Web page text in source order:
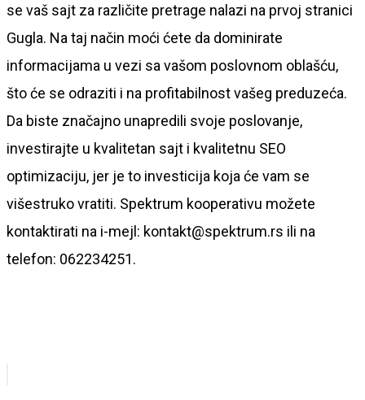
se vaš sajt za različite pretrage nalazi na prvoj stranici
Gugla. Na taj način moći ćete da dominirate
informacijama u vezi sa vašom poslovnom oblašću,
što će se odraziti i na profitabilnost vašeg preduzeća.
Da biste značajno unapredili svoje poslovanje,
investirajte u kvalitetan sajt i kvalitetnu SEO
optimizaciju, jer je to investicija koja će vam se
višestruko vratiti. Spektrum kooperativu možete
kontaktirati na i-mejl: kontakt@spektrum.rs ili na
telefon: 062234251.